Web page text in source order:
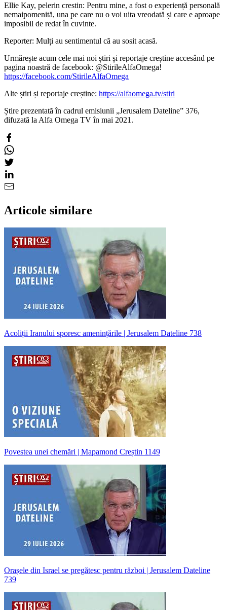
Ellie Kay, pelerin crestin: Pentru mine, a fost o experiență personală
nemaipomenită, una pe care nu o voi uita vreodată și care e aproape
imposibil de redat în cuvinte.
Reporter: Mulți au sentimentul că au sosit acasă.
Urmărește acum cele mai noi știri și reportaje creștine accesând pe
pagina noastră de facebook: @StirileAlfaOmega!
https://facebook.com/StirileAlfaOmega
Alte știri și reportaje creștine: https://alfaomega.tv/stiri
Știre prezentată în cadrul emisiunii „Jerusalem Dateline” 376,
difuzată la Alfa Omega TV în mai 2021.
Articole similare
Acoliții Iranului sporesc amenințările | Jerusalem Dateline 738
Povestea unei chemări | Mapamond Creștin 1149
Orașele din Israel se pregătesc pentru război | Jerusalem Dateline
739